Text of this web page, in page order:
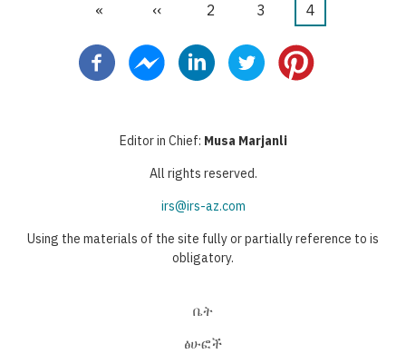
First
«
Previous
‹‹ ገጽ
2 ገጽ
3
Current
4
Editor in Chief: Musa Marjanli
All rights reserved.
irs@irs-az.com
Using the materials of the site fully or partially reference to is
obligatory.
ቤት
ፅሁፎች